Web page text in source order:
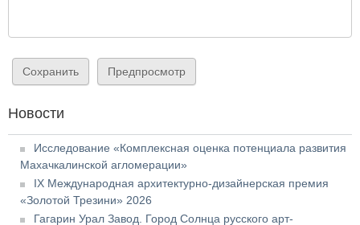
Новости
Исследование «Комплексная оценка потенциала развития
Махачкалинской агломерации»
IX Международная архитектурно-дизайнерская премия
«Золотой Трезини» 2026
Гагарин Урал Завод. Город Солнца русского арт-